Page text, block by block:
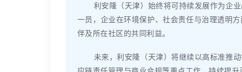
利安隆（天津）始终将可持续发展作为企
一员，企业在环境保护、社会责任与治理透明
伴及所在社区的共同利益。
未来，利安隆（天津）将继续以高标准推